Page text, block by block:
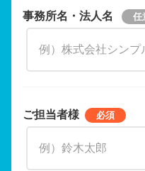
事務所名・法人名
ご担当者様